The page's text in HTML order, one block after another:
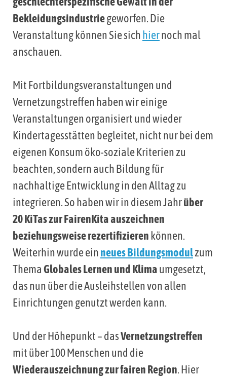
Bekleidungsindustriegeworfen. Die
Veranstaltung können Sie sich hiernoch mal
anschauen.
Mit Fortbildungsveranstaltungen und
Vernetzungstreffen haben wir einige
Veranstaltungen organisiert und wieder
Kindertagesstätten begleitet, nicht nur bei dem
eigenen Konsum öko-soziale Kriterien zu
beachten, sondern auch Bildung für
nachhaltige Entwicklung in den Alltag zu
integrieren. So haben wir in diesem Jahrüber
20 KiTas zur FairenKita auszeichnen
beziehungsweise rezertifizieren können.
Weiterhin wurde ein neues Bildungsmodulzum
ThemaGlobales Lernen und Klimaumgesetzt,
das nun über die Ausleihstellen von allen
Einrichtungen genutzt werden kann.
Und der Höhepunkt – dasVernetzungstreffen
mit über 100 Menschen und die
Wiederauszeichnung zur fairen Region. Hier